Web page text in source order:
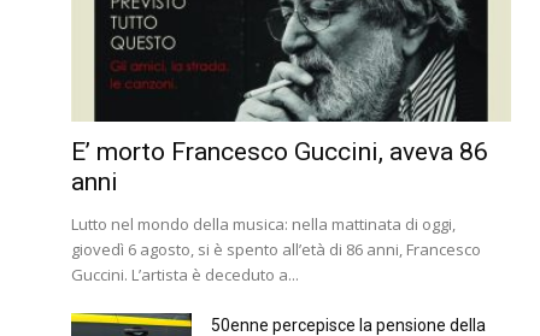
E’ morto Francesco Guccini, aveva 86
anni
Lutto nel mondo della musica: nella mattinata di oggi,
giovedì 6 agosto, si è spento all’età di 86 anni, Francesco
Guccini. L’artista è deceduto a...
50enne percepisce la pensione della